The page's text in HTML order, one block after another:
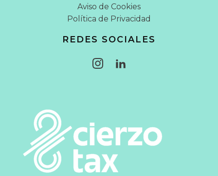
Aviso de Cookies
Política de Privacidad
REDES SOCIALES